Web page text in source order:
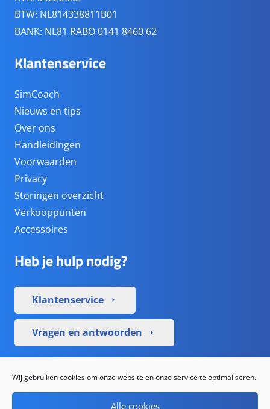
Wij gebruiken cookies om onze website en onze service te optimaliseren.
Alle cookies
BTW: NL814338811B01
BANK: NL81 RABO 0141 8460 62
Klantenservice
SimCoach
Nieuws en tips
Over ons
Handleidingen
Voorwaarden
Privacy
Storingen overzicht
Verkooppunten
Accessoires
Heb je hulp nodig?
Klantenservice arrow_right
Vragen en antwoorden arrow_right
Sociale media